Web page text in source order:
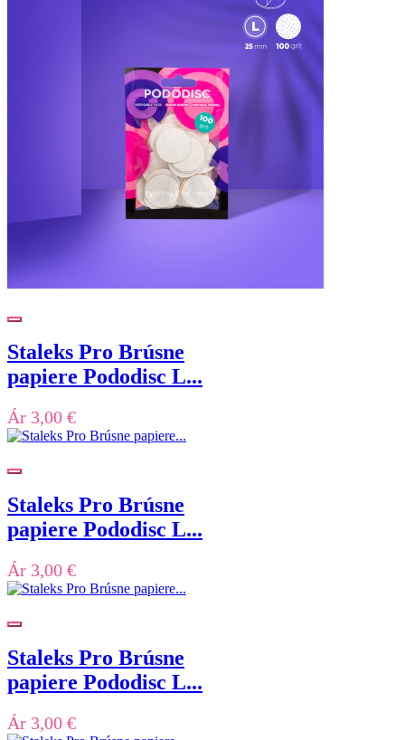
Staleks Pro Brúsne
papiere Pododisc L...
Ár 3,00 €
Staleks Pro Brúsne
papiere Pododisc L...
Ár 3,00 €
Staleks Pro Brúsne
papiere Pododisc L...
Ár 3,00 €